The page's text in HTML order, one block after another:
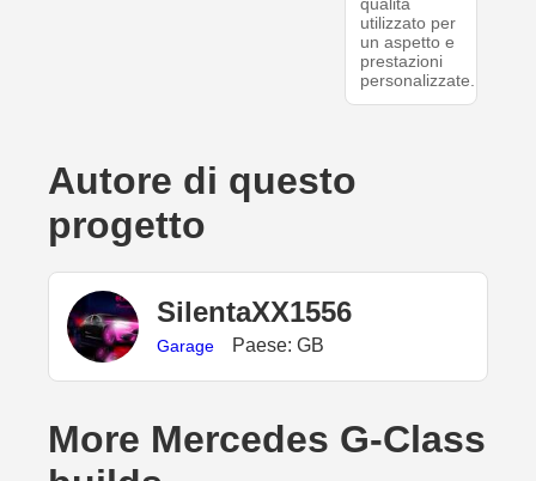
utilizzato per
un aspetto e
prestazioni
personalizzate.
Autore di questo
progetto
SilentaXX1556
Garage Paese: GB
More Mercedes G-Class